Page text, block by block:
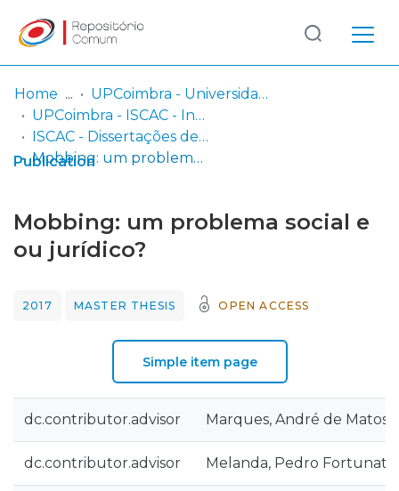
Communities
& Collections
Log
In
(current)
Home
UPCoimbra - Universidade Politécnica de Coimbra
UPCoimbra - ISCAC - Instituto Superior de Contabilidade e Administração de Coimbra
ISCAC - Dissertações de Mestrado
Mobbing: um problema social e ou jurídico?
Publication
Mobbing: um problema social e
ou jurídico?
2017 MASTER THESIS OPEN ACCESS
Simple item page
dc.contributor.advisor Marques, André de Matos
dc.contributor.advisor Melanda, Pedro